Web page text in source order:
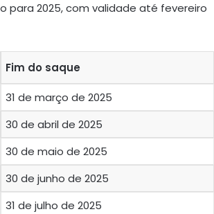
para 2025, com validade até fevereiro
Fim do saque
31 de março de 2025
30 de abril de 2025
30 de maio de 2025
30 de junho de 2025
31 de julho de 2025